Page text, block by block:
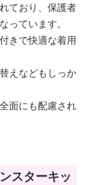
ており、保護者
っています。
きで快適な着用
えなどもしっか
面にも配慮され
スターキッ